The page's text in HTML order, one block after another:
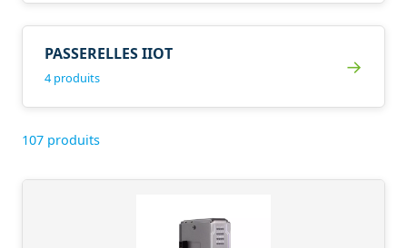
PASSERELLES IIOT
4 produits →
107 produits